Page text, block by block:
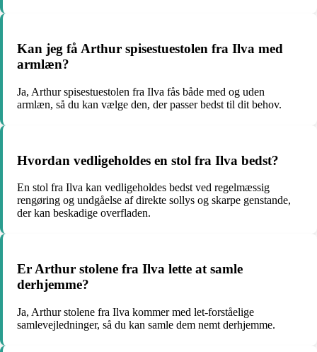
Kan jeg få Arthur spisestuestolen fra Ilva med
armlæn?
Ja, Arthur spisestuestolen fra Ilva fås både med og uden
armlæn, så du kan vælge den, der passer bedst til dit behov.
Hvordan vedligeholdes en stol fra Ilva bedst?
En stol fra Ilva kan vedligeholdes bedst ved regelmæssig
rengøring og undgåelse af direkte sollys og skarpe genstande,
der kan beskadige overfladen.
Er Arthur stolene fra Ilva lette at samle
derhjemme?
Ja, Arthur stolene fra Ilva kommer med let-forståelige
samlevejledninger, så du kan samle dem nemt derhjemme.